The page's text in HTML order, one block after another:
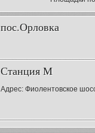
пос.Орловка
Станция М
Адрес: Фиолентовское